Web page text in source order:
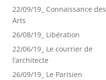
22/09/19_ Connaissance des
Arts
26/08/19_ Libération
22/06/19_ Le courrier de
l’architecte
26/09/19_ Le Parisien